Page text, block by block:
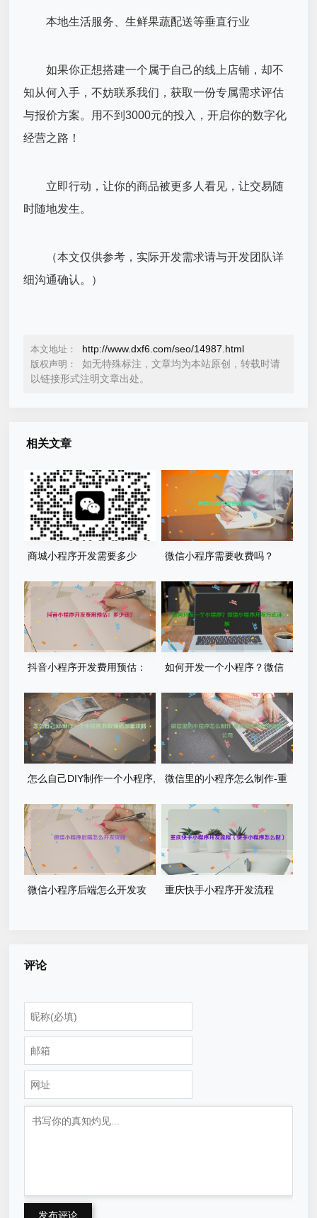
本地生活服务、生鲜果蔬配送等垂直行业
如果你正想搭建一个属于自己的线上店铺，却不
知从何入手，不妨联系我们，获取一份专属需求评估
与报价方案。用不到3000元的投入，开启你的数字化
经营之路！
立即行动，让你的商品被更多人看见，让交易随
时随地发生。
（本文仅供参考，实际开发需求请与开发团队详
细沟通确认。）
本文地址： http://www.dxf6.com/seo/14987.html
版权声明：
如无特殊标注，文章均为本站原创，转载时请
以链接形式注明文章出处。
相关文章
商城小程序开发需要多少
微信小程序需要收费吗？
抖音小程序开发费用预估：
如何开发一个小程序？微信
怎么自己DIY制作一个小程序,
微信里的小程序怎么制作-重
微信小程序后端怎么开发攻
重庆快手小程序开发流程
评论
发布评论